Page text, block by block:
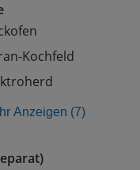
Kochfeld
Anzeigen (7)